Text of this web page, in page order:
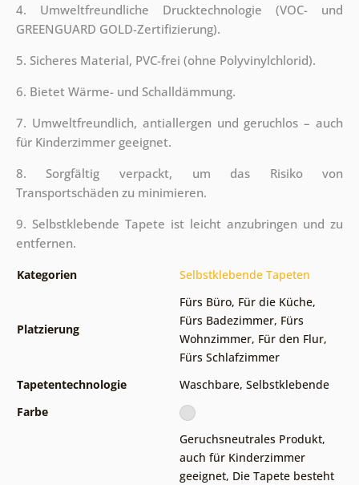
4. Umweltfreundliche Drucktechnologie (VOC- und
GREENGUARD GOLD-Zertifizierung).
5. Sicheres Material, PVC-frei (ohne Polyvinylchlorid).
6. Bietet Wärme- und Schalldämmung.
7. Umweltfreundlich, antiallergen und geruchlos – auch
für Kinderzimmer geeignet.
8. Sorgfältig verpackt, um das Risiko von
Transportschäden zu minimieren.
9. Selbstklebende Tapete ist leicht anzubringen und zu
entfernen.
Kategorien Selbstklebende Tapeten
Platzierung
Fürs Büro, Für die Küche,
Fürs Badezimmer, Fürs
Wohnzimmer, Für den Flur,
Fürs Schlafzimmer
Tapetentechnologie
Waschbare, Selbstklebende
Farbe
Geruchsneutrales Produkt,
auch für Kinderzimmer
geeignet, Die Tapete besteht